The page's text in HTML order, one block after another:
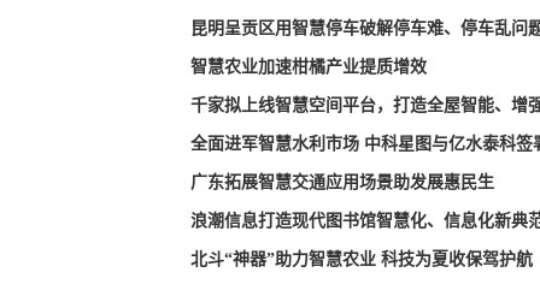
昆明呈贡区用智慧停车破解停车难、停车乱问
智慧农业加速柑橘产业提质增效
千家拟上线智慧空间平台，打造全屋智能、增
全面进军智慧水利市场 中科星图与亿水泰科签
广东拓展智慧交通应用场景助发展惠民生
浪潮信息打造现代图书馆智慧化、信息化新典
北斗“神器”助力智慧农业 科技为夏收保驾护航